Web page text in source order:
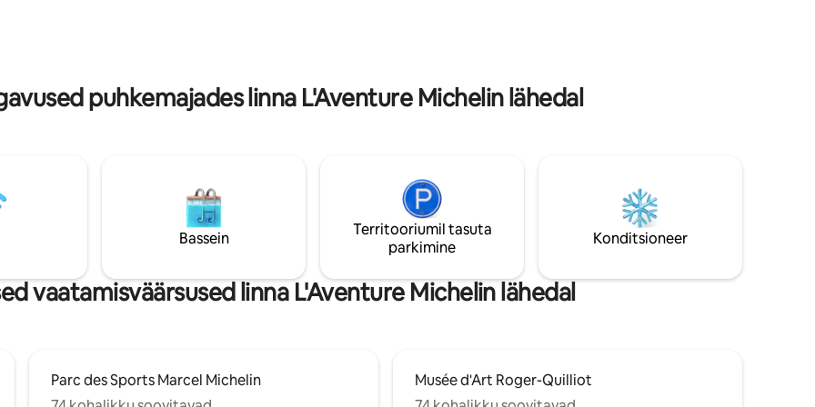
puhkemajades linna L'Aventure Michelin lähedal
Bassein
Territooriumil tasuta
parkimine
Konditsioneer
vaatamisväärsused linna L'Aventure Michelin lähedal
Parc des Sports Marcel Michelin
Musée d'Art Roger-Quilliot